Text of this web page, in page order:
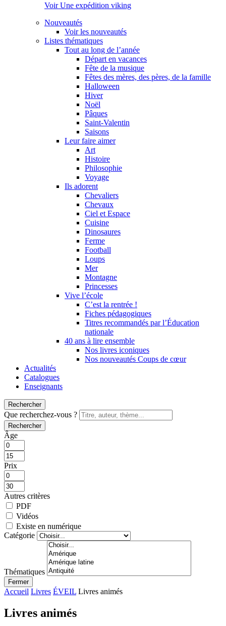
Voir Une expédition viking
Nouveautés
Voir les nouveautés
Listes thématiques
Tout au long de l’année
Départ en vacances
Fête de la musique
Fêtes des mères, des pères, de la famille
Halloween
Hiver
Noël
Pâques
Saint-Valentin
Saisons
Leur faire aimer
Art
Histoire
Philosophie
Voyage
Ils adorent
Chevaliers
Chevaux
Ciel et Espace
Cuisine
Dinosaures
Ferme
Football
Loups
Mer
Montagne
Princesses
Vive l’école
C’est la rentrée !
Fiches pédagogiques
Titres recommandés par l’Éducation
nationale
40 ans à lire ensemble
Nos livres iconiques
Nos nouveautés Coups de cœur
Actualités
Catalogues
Enseignants
Rechercher
Que recherchez-vous ?
Rechercher
Âge
Prix
Autres critères
PDF
Vidéos
Existe en numérique
Catégorie
Thématiques
Fermer
Accueil Livres ÉVEIL Livres animés
Livres animés